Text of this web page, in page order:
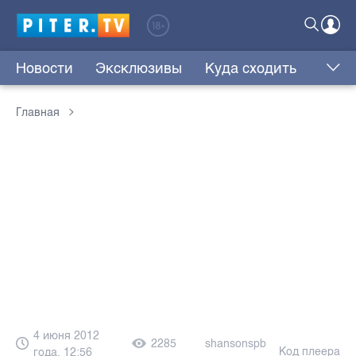
Новости Эксклюзивы Куда сходить
Главная
4 июня 2012
года, 12:56
2285 shansonspb
Код плеера